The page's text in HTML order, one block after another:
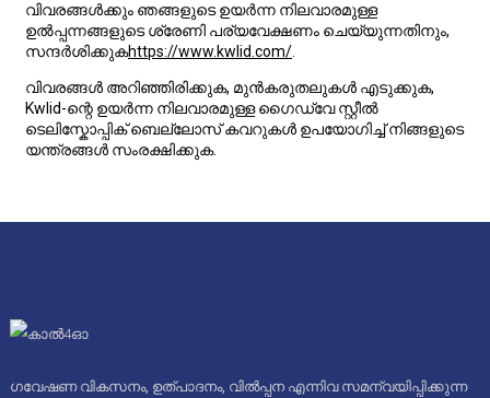
വിവരങ്ങൾക്കും ഞങ്ങളുടെ ഉയർന്ന നിലവാരമുള്ള
ഉൽപ്പന്നങ്ങളുടെ ശ്രേണി പര്യവേക്ഷണം ചെയ്യുന്നതിനും,
സന്ദർശിക്കുകhttps://www.kwlid.com/.
വിവരങ്ങൾ അറിഞ്ഞിരിക്കുക, മുൻകരുതലുകൾ എടുക്കുക,
Kwlid-ന്റെ ഉയർന്ന നിലവാരമുള്ള ഗൈഡ്‌വേ സ്റ്റീൽ
ടെലിസ്കോപ്പിക് ബെല്ലോസ് കവറുകൾ ഉപയോഗിച്ച് നിങ്ങളുടെ
യന്ത്രങ്ങൾ സംരക്ഷിക്കുക.
ഗവേഷണ വികസനം, ഉത്പാദനം, വിൽപ്പന എന്നിവ സമന്വയിപ്പിക്കുന്ന